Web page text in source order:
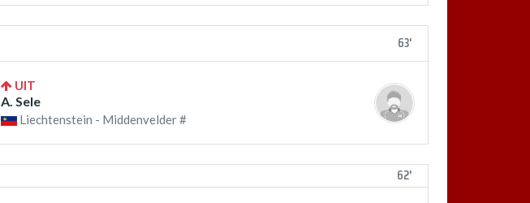
63'
UIT
A. Sele
Liechtenstein - Middenvelder #
62'